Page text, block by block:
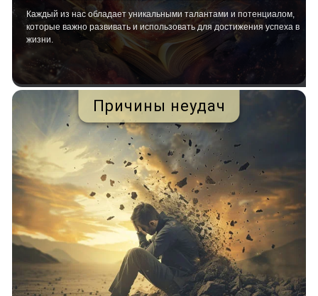
Каждый из нас обладает уникальными талантами и потенциалом,
которые важно развивать и использовать для достижения успеха в
жизни.
Причины неудач